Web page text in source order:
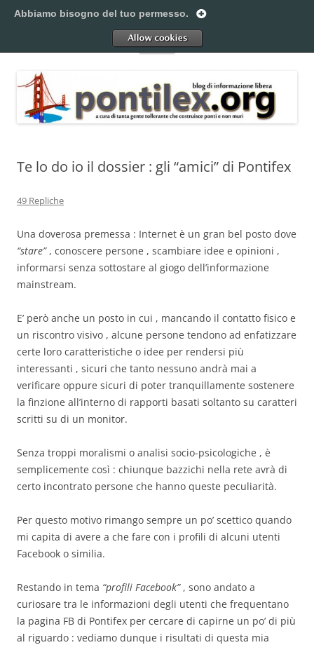
al
Pontilex
Menu
Te lo do io il dossier : gli “amici” di Pontifex
49 Repliche
Una doverosa premessa : Internet è un gran bel posto dove
“stare”, conoscere persone , scambiare idee e opinioni ,
informarsi senza sottostare al giogo dell’informazione
mainstream.
E’ però anche un posto in cui , mancando il contatto fisico e
un riscontro visivo , alcune persone tendono ad enfatizzare
certe loro caratteristiche o idee per rendersi più
interessanti , sicuri che tanto nessuno andrà mai a
verificare oppure sicuri di poter tranquillamente sostenere
la finzione all’interno di rapporti basati soltanto su caratteri
scritti su di un monitor.
Senza troppi moralismi o analisi socio-psicologiche , è
semplicemente così : chiunque bazzichi nella rete avrà di
certo incontrato persone che hanno queste peculiarità.
Per questo motivo rimango sempre un po’ scettico quando
mi capita di avere a che fare con i profili di alcuni utenti
Facebook o similia.
Restando in tema “profili Facebook”, sono andato a
curiosare tra le informazioni degli utenti che frequentano
la pagina FB di Pontifex per cercare di capirne un po’ di più
al riguardo : vediamo dunque i risultati di questa mia
Abbiamo bisogno del tuo permesso.